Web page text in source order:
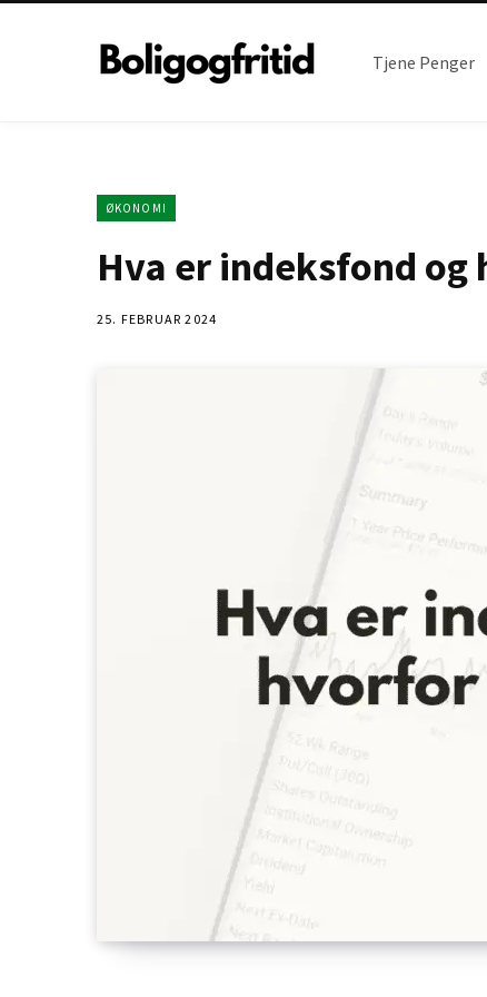
Tjene Penger
ØKONOMI
Hva er indeksfond
25. FEBRUAR 2024